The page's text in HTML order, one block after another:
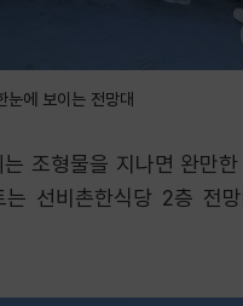
눈에 보이는 전망대
조형물을 지나면 완만
선비촌한식당 2층 전